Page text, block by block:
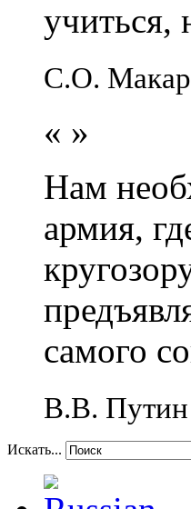
учиться,
С.О.
« »
Нам
армия,
самого
В.В. Путин
Искать...